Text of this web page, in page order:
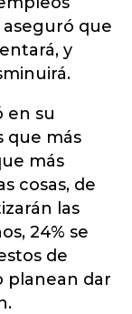
aseguró que
y
en su
que más
más
cosas, de
las
24% se
de
planean dar